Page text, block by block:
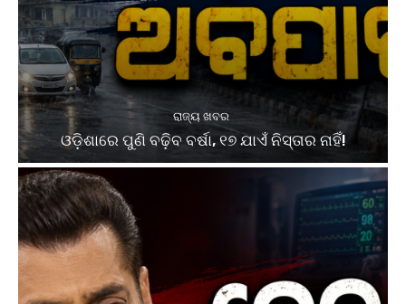
ରାଜ୍ୟ ଖବର
ଓଡ଼ିଶାରେ ପୁଣି ବଢ଼ିବ ବର୍ଷା, ୧୭ ଯାଏଁ ନିସ୍ତାର ନାହିଁ!